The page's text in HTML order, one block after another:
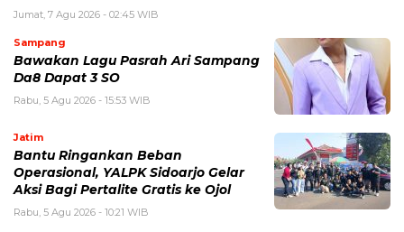
Jumat, 7 Agu 2026 - 02:45 WIB
Sampang
Bawakan Lagu Pasrah Ari Sampang
Da8 Dapat 3 SO
Rabu, 5 Agu 2026 - 15:53 WIB
Jatim
Bantu Ringankan Beban
Operasional, YALPK Sidoarjo Gelar
Aksi Bagi Pertalite Gratis ke Ojol
Rabu, 5 Agu 2026 - 10:21 WIB